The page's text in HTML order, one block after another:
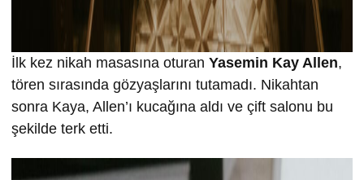
İlk kez nikah masasına oturan Yasemin Kay Allen,
tören sırasında gözyaşlarını tutamadı. Nikahtan
sonra Kaya, Allen’ı kucağına aldı ve çift salonu bu
şekilde terk etti.